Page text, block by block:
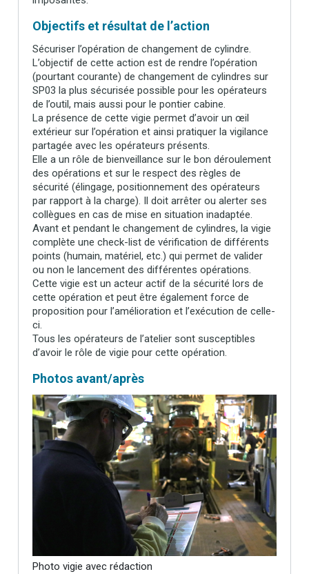
Objectifs et résultat de l’action
Sécuriser l’opération de changement de cylindre.
L’objectif de cette action est de rendre l’opération
(pourtant courante) de changement de cylindres sur
SP03 la plus sécurisée possible pour les opérateurs
de l’outil, mais aussi pour le pontier cabine.
La présence de cette vigie permet d’avoir un œil
extérieur sur l’opération et ainsi pratiquer la vigilance
partagée avec les opérateurs présents.
Elle a un rôle de bienveillance sur le bon déroulement
des opérations et sur le respect des règles de
sécurité (élingage, positionnement des opérateurs
par rapport à la charge). Il doit arrêter ou alerter ses
collègues en cas de mise en situation inadaptée.
Avant et pendant le changement de cylindres, la vigie
complète une check-list de vérification de différents
points (humain, matériel, etc.) qui permet de valider
ou non le lancement des différentes opérations.
Cette vigie est un acteur actif de la sécurité lors de
cette opération et peut être également force de
proposition pour l’amélioration et l’exécution de celle-
ci.
Tous les opérateurs de l’atelier sont susceptibles
d’avoir le rôle de vigie pour cette opération.
Photos avant/après
Photo vigie avec rédaction